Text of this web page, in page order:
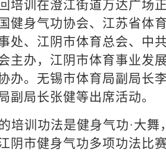
培训在澄江街道万达广场
健身气功协会、江苏省体
处、江阴市体育总会、中
主办，江阴市体育事业发
办。无锡市体育局副局长
副局长张健等出席活动。
培训功法是健身气功·大
阴市健身气功多项功法比